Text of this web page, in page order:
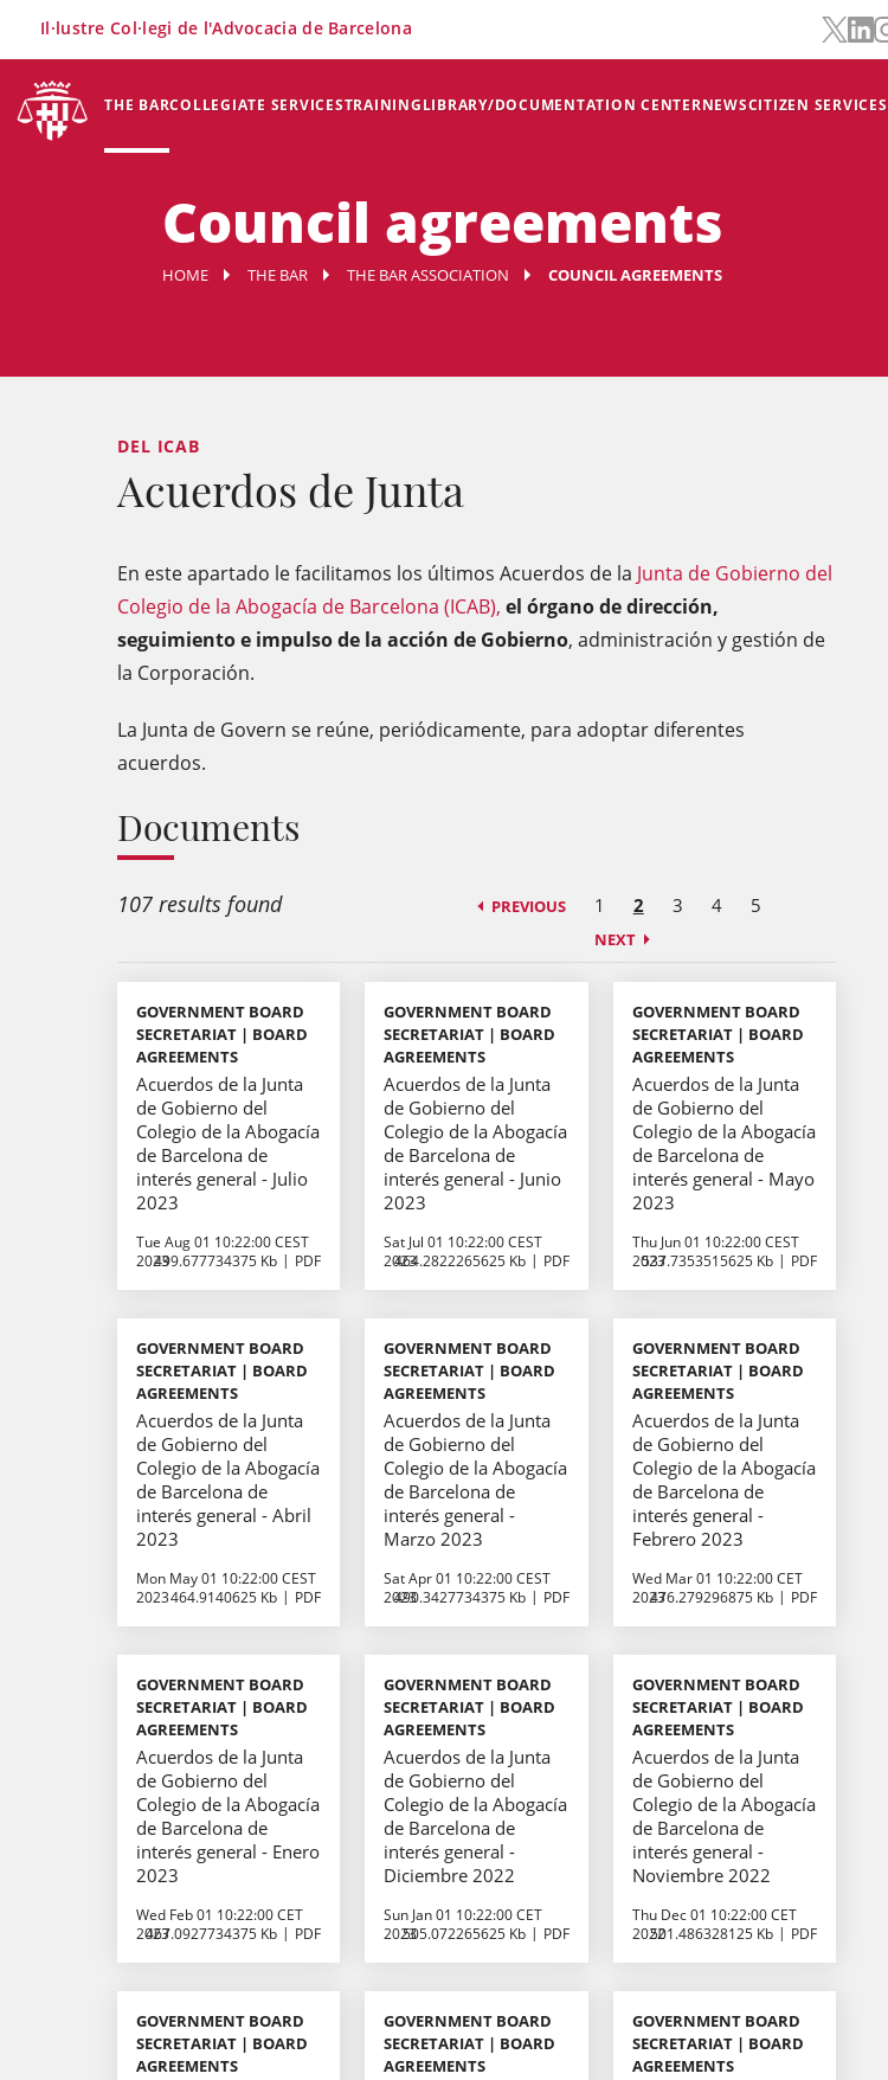
THE BARCOLLEGIATE SERVICESTRAININGLIBRARY/DOCUMENTATION CENTERNEWSCITIZEN SERVICES
Il·lustre Col·legi de l'Advocacia de Barcelona
Council agreements
HOME THE BAR THE BAR ASSOCIATION COUNCIL AGREEMENTS
DEL ICAB
Acuerdos de Junta
En este apartado le facilitamos los últimos Acuerdos de la Junta de Gobierno del
Colegio de la Abogacía de Barcelona (ICAB), el órgano de dirección,
seguimiento e impulso de la acción de Gobierno, administración y gestión de
la Corporación.
La Junta de Govern se reúne, periódicamente, para adoptar diferentes
acuerdos.
Documents
107 results found PREVIOUS 1 2 3 4 5
NEXT
GOVERNMENT BOARD
SECRETARIAT | BOARD
AGREEMENTS
Acuerdos de la Junta
de Gobierno del
Colegio de la Abogacía
de Barcelona de
interés general - Julio
2023
Tue Aug 01 10:22:00 CEST
2023499.677734375 Kb PDF
GOVERNMENT BOARD
SECRETARIAT | BOARD
AGREEMENTS
Acuerdos de la Junta
de Gobierno del
Colegio de la Abogacía
de Barcelona de
interés general - Junio
2023
Sat Jul 01 10:22:00 CEST
2023
464.2822265625 Kb PDF
GOVERNMENT BOARD
SECRETARIAT | BOARD
AGREEMENTS
Acuerdos de la Junta
de Gobierno del
Colegio de la Abogacía
de Barcelona de
interés general - Mayo
2023
Thu Jun 01 10:22:00 CEST
2023
537.7353515625 Kb PDF
GOVERNMENT BOARD
SECRETARIAT | BOARD
AGREEMENTS
Acuerdos de la Junta
de Gobierno del
Colegio de la Abogacía
de Barcelona de
interés general - Abril
2023
Mon May 01 10:22:00 CEST
2023464.9140625 Kb PDF
GOVERNMENT BOARD
SECRETARIAT | BOARD
AGREEMENTS
Acuerdos de la Junta
de Gobierno del
Colegio de la Abogacía
de Barcelona de
interés general -
Marzo 2023
Sat Apr 01 10:22:00 CEST
2023
490.3427734375 Kb PDF
GOVERNMENT BOARD
SECRETARIAT | BOARD
AGREEMENTS
Acuerdos de la Junta
de Gobierno del
Colegio de la Abogacía
de Barcelona de
interés general -
Febrero 2023
Wed Mar 01 10:22:00 CET
2023476.279296875 Kb PDF
GOVERNMENT BOARD
SECRETARIAT | BOARD
AGREEMENTS
Acuerdos de la Junta
de Gobierno del
Colegio de la Abogacía
de Barcelona de
interés general - Enero
2023
Wed Feb 01 10:22:00 CET
2023
467.0927734375 Kb PDF
GOVERNMENT BOARD
SECRETARIAT | BOARD
AGREEMENTS
Acuerdos de la Junta
de Gobierno del
Colegio de la Abogacía
de Barcelona de
interés general -
Diciembre 2022
Sun Jan 01 10:22:00 CET
2023505.072265625 Kb PDF
GOVERNMENT BOARD
SECRETARIAT | BOARD
AGREEMENTS
Acuerdos de la Junta
de Gobierno del
Colegio de la Abogacía
de Barcelona de
interés general -
Noviembre 2022
Thu Dec 01 10:22:00 CET
2022501.486328125 Kb PDF
GOVERNMENT BOARD
SECRETARIAT | BOARD
AGREEMENTS
GOVERNMENT BOARD
SECRETARIAT | BOARD
AGREEMENTS
GOVERNMENT BOARD
SECRETARIAT | BOARD
AGREEMENTS